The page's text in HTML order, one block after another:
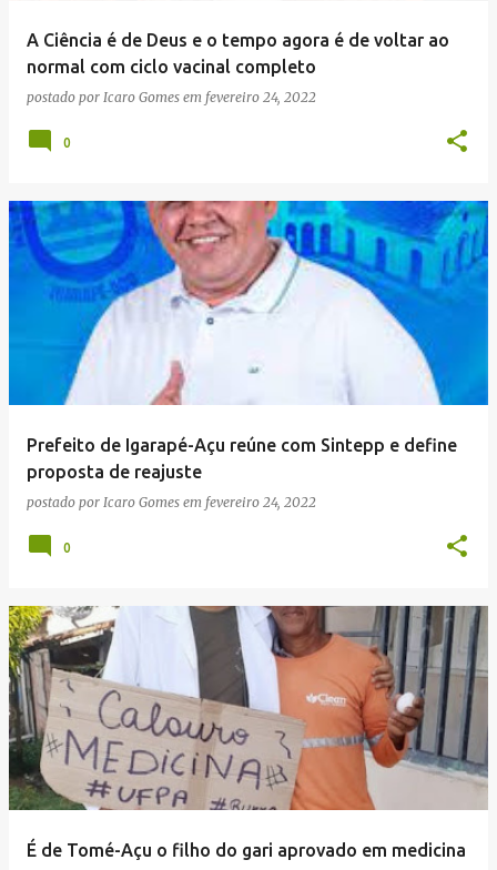
A Ciência é de Deus e o tempo agora é de voltar ao
normal com ciclo vacinal completo
postado por Icaro Gomes em fevereiro 24, 2022
0
Prefeito de Igarapé-Açu reúne com Sintepp e define
proposta de reajuste
postado por Icaro Gomes em fevereiro 24, 2022
0
É de Tomé-Açu o filho do gari aprovado em medicina